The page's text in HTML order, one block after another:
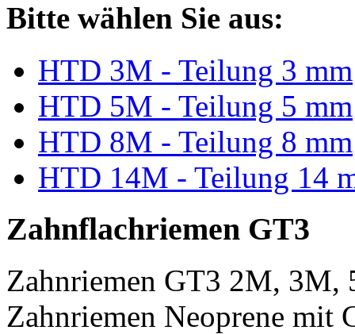
Bitte wählen Sie aus:
HTD 3M - Teilung 3 mm
HTD 5M - Teilung 5 mm
HTD 8M - Teilung 8 mm
HTD 14M - Teilung 14
Zahnflachriemen GT3
Zahnriemen GT3 2M, 3M,
Zahnriemen Neoprene mit